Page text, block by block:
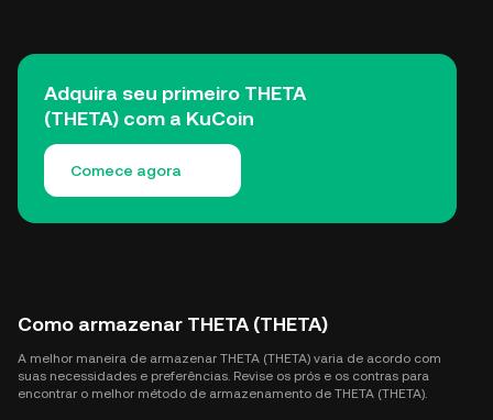
Adquira seu primeiro THETA
(THETA) com a KuCoin
Comece agora
Como armazenar THETA (THETA)
A melhor maneira de armazenar THETA (THETA) varia de acordo com
suas necessidades e preferências. Revise os prós e os contras para
encontrar o melhor método de armazenamento de THETA (THETA).